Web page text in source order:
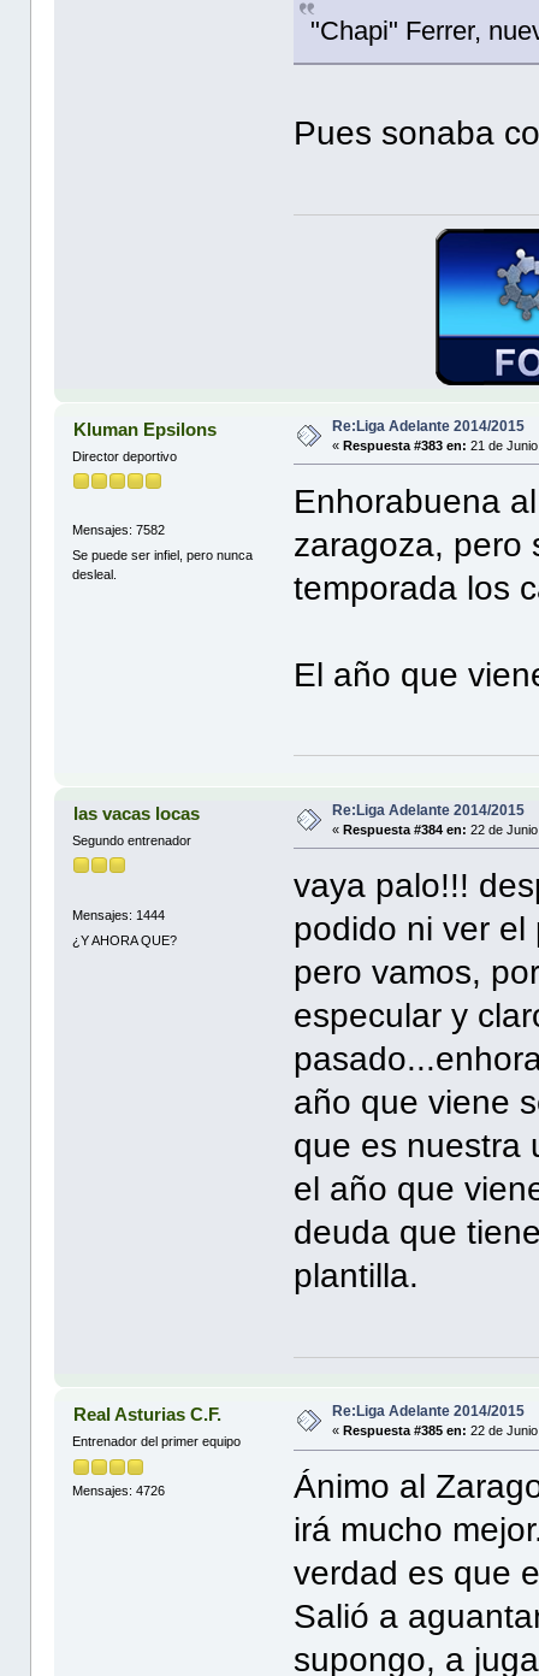
"Chapi" Ferrer,
Pues sonaba
Kluman Epsilons
Director deportivo
Mensajes: 7582
Se puede ser infiel, pero nunca
desleal.
Re:Liga Adelante 2014/2015
«Respuesta #383 en: 21 de
Enhorabuena
zaragoza, pero
temporada los
El año que
las vacas locas
Segundo entrenador
Mensajes: 1444
¿Y AHORA QUE?
Re:Liga Adelante 2014/2015
«Respuesta #384 en: 22 de
vaya palo!!!
podido ni ver el
pero vamos,
especular y
año que viene
que es nuestra
el año que
deuda que
plantilla.
Real Asturias C.F.
Entrenador del primer equipo
Mensajes: 4726
Re:Liga Adelante 2014/2015
« Respuesta #385 en: 22 de
Ánimo al
irá mucho
verdad es que
Salió a
supongo, a